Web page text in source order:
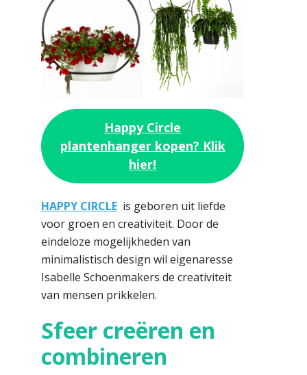
Happy Circle
plantenhanger kopen? Klik
hier!
HAPPY CIRCLE is geboren uit liefde
voor groen en creativiteit. Door de
eindeloze mogelijkheden van
minimalistisch design wil eigenaresse
Isabelle Schoenmakers de creativiteit
van mensen prikkelen.
Sfeer creëren en
combineren